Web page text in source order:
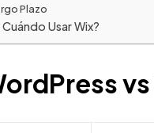
Plazo
Usar Wix?